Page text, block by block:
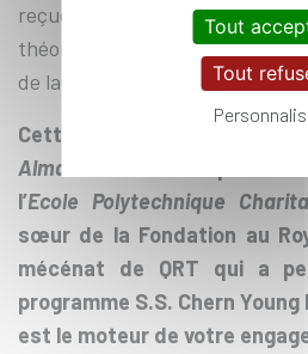
reçue en fait des
théorique et pratique. Dans
de la recherche, cela est très
Cette année, vous avez
Alma Mater
à la fois par un
l’Ecole Polytechnique
sœur de la Fondation au
mécénat de QRT qui a
programme S.S. Chern
est le moteur de votre
Tout
Tout